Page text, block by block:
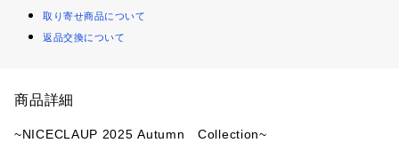
取り寄せ商品について
返品交換について
商品詳細
~NICECLAUP 2025 Autumn　Collection~